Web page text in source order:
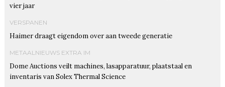
vier jaar
VERSPANEN
Haimer draagt eigendom over aan tweede generatie
METAALNIEUWS EXTRA IM
Dome Auctions veilt machines, lasapparatuur, plaatstaal en
inventaris van Solex Thermal Science